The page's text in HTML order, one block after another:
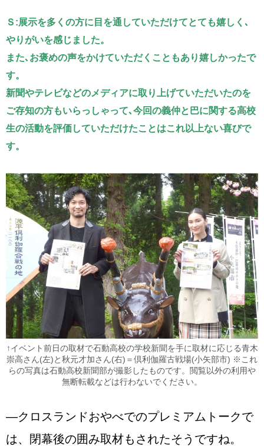
Ｓ:展示を多くの方に目を通していただけてとても嬉しく､
やりがいを感じました。
また､お褒めの声をかけていただくこともあり嬉しかったで
す。
新聞やテレビなどのメディアに取り上げていただいたのを
ご存知の方もいらっしゃって､今回の義仲と巴に関する高校
生の活動を評価していただけたことはこれ以上ない喜びで
す。
↑イベント前日の取材で石動高校の学校新聞を手に取材に応じる青木
崇高さん(左)と秋元才加さん(右)＝倶利伽羅古戦場(小矢部市) ※これ
らの写真は石動高校新聞部が撮影したものです。閲覧以外の利用や
無断転載などは行わないでください。
―クロスランドおやべでのプレミアムトークで
は、閉幕後の囲み取材もされたそうですね。